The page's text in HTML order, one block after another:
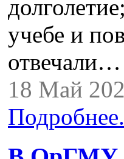
учебе и
отвечали…
18 Май